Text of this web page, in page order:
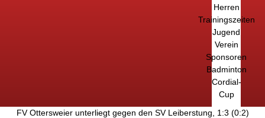
Herren
Trainingszeiten
Jugend
Verein
Sponsoren
Badminton
Cordial-
Cup
FV Ottersweier unterliegt gegen den SV Leiberstung, 1:3 (0:2)